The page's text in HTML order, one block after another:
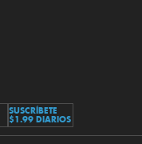
SUSCRÍBETE
$1.99 DIARIOS